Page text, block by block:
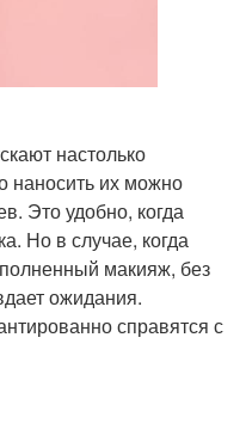
настолько
наносить их можно
Это удобно, когда
Но в случае, когда
макияж, без
ожидания.
справятся с